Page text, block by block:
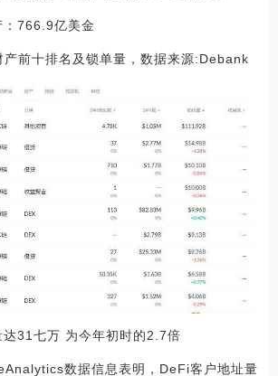
766.9亿美金
前十排名及锁单量，数据来源:Debank
31七万 为今年初时的2.7倍
数据信息表明，DeFi客户地址量